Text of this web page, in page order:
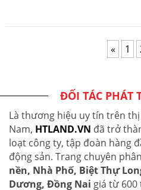
« 1
ĐỐI TÁC PHÁT
Là thương hiệu uy tín trên
Nam, HTLAND.VN đã trở
loạt công ty, tập đoàn hàng
động sản. Trang chuyên
nền, Nhà Phố, Biệt Thự
Dương, Đồng Nai giá từ